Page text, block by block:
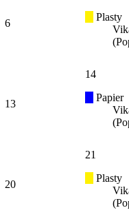
6
Plasty
13
14
Papier
20
21
Plasty